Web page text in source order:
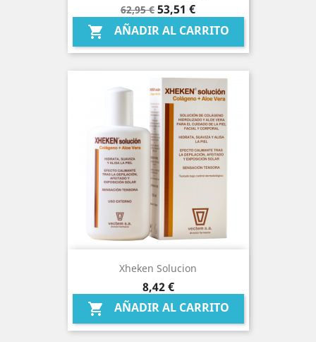
Precio
base
62,95 € Precio
53,51 €
 AÑADIR AL CARRITO
Xheken Solucion
Precio
8,42 €
 AÑADIR AL CARRITO